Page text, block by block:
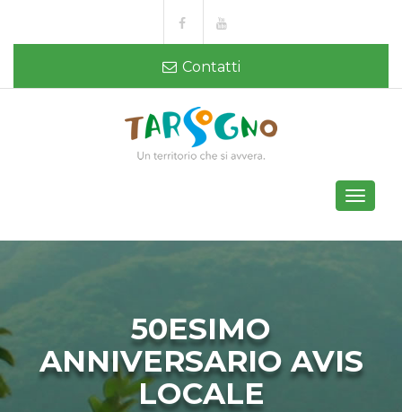
Contatti
Toggle
50ESIMO
ANNIVERSARIO AVIS
LOCALE